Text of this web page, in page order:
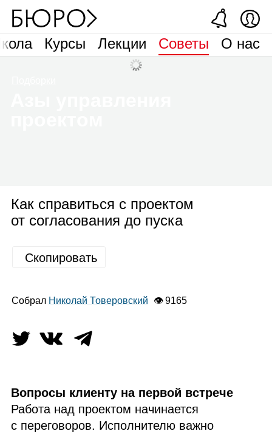
Курсы Лекции Советы О нас
Как справиться с проектом
от согласования до пуска
Скопировать
Собрал Николай Товеровский 👁 9165
Вопросы клиенту на первой встрече
Работа над проектом начинается
с переговоров. Исполнителю важно